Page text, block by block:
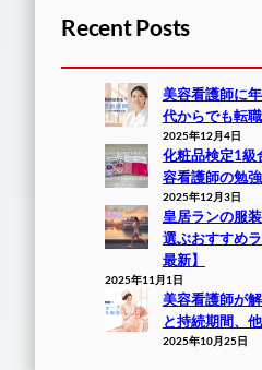
Recent Posts
美容看護師に
代からでも転
2025年12月4日
化粧品検定1級
容看護師の勉
2025年12月3日
皇居ランの服
選ぶおすすめ
最新】
2025年11月1日
美容看護師が
と持続期間、
2025年10月25日